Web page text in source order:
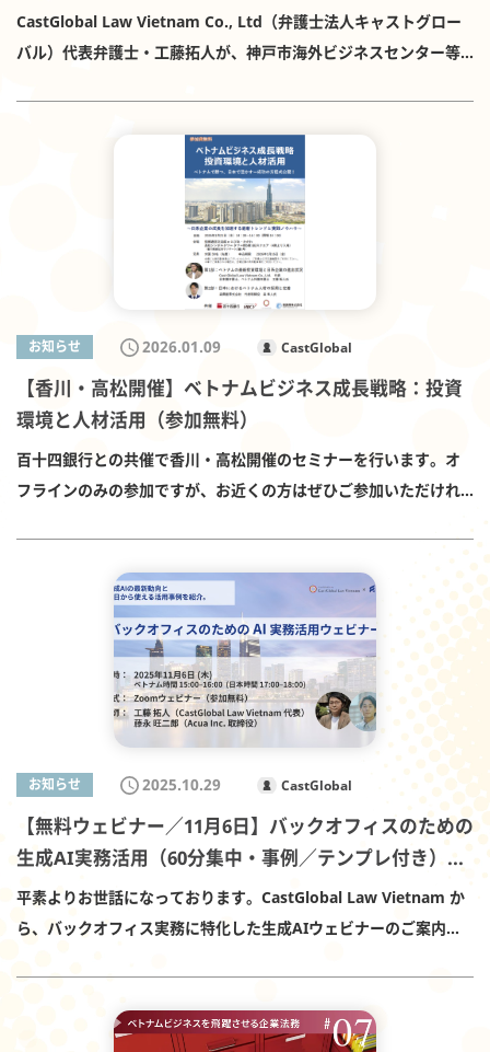
がございましたら、どうぞお気軽にお問い合わせください。
トアップはどう戦うべきか？ベトナム市場参入のポイント」 モデ
レーター：工藤 拓人 パネリスト： KAMEREO 田中 卓 CEO
答および会場参加者限定ネットワーキングも予定されています。
人口1億人・高成長市場の実像 ベトナム・スタートアップエコシス
テムの現状 日本企業が陥りやすい法務・規制上の落とし穴 成功事
例に共通する進出モデル 投資家・支援機関が見るべきポイント ベ
トナム市場は確かに魅力的です。しかし、制度・商習慣・スピー
ド感は日本と大きく異なります。 本セミナーでは、実務視点から
「何に注意し、どのように戦うべきか」を具体的に解説いたしま
す。 詳細は以下よりご確認ください。 イベント詳細PDFはこちら
皆様のご参加をお待ちしております。 【お申込みはこちら】
https://forms.office.com/r/94x60G1kxP ※オンライン参加で
お申込みいただいた方には後日アクセスURL等をメールでお知ら
CastGlobal Law Vietnam Co., Ltd（弁護士法人キャストグロー
バル）代表弁護士・工藤拓人が、神戸市海外ビジネスセンター等
の投資環境の変化や法改正のポイント、日系企業の進出動向、現
地ビジネスで留意すべき法的リスクを、経済政策の視点も踏まえ
て分かりやすく解説します。 開催概要は以下のとおりです。 テー
マ：経済政策から読み解く ベトナム投資の魅力とリスク 日時：
2026年3月24日（火）14:00～15:30 会場：神戸国際会館セミナー
ハウス 802・803会議室（神戸市中央区御幸通8-1-6） 定員：約50
でかけKOBE）よりお申し込み 申込みはこちら ゲスト講師とし
て弊所の代表が登壇致します。 ゲスト講師：弁護士法人キャスト
グローバル パートナー／Cast Global Law Vietnam Co., Ltd 代
表弁護士 工藤 拓人（神戸市海外ビジネスサポートデスク） 常任
講師：弁護士法人東町法律事務所 芳田 栄二 弁護士／名倉 大貴
催：神戸市海外ビジネスセンター、ひょうご・神戸国際ビジネス
スクエア、弁護士法人東町法律事務所 お問い合わせ：神戸市海外
ビジネスセンター（経済観光局国際課） Email：asia-
biz@city.kobe.lg.jp TEL：078-231-0222
お知らせ 2026.01.09 CastGlobal
【香川・高松開催】ベトナムビジネス成長戦略：投資
環境と人材活用（参加無料）
百十四銀行との共催で香川・高松開催のセミナーを行います。オ
フラインのみの参加ですが、お近くの方はぜひご参加いただけれ
ワー タワー棟5階 BBスクエア（4階より入場） （香川県高松市サ
ンポート2番1号） 定員：対面30名（先着） 申込期限：2026年1月
16日（金） 参加費：無料 お申込み（公式ページ）
https://www.114bank.co.jp/support/event/vietnambusines
～ CastGlobal Law Vietnam 代表 工藤 拓人 15:15～15:45 第2
部：日本におけるベトナム人材の採用と定着 森興産株式会社 代表
取締役 森 隼人 氏 15:45～16:00 質疑応答 16:00～ 会場にて名刺
交換 工藤 拓人（CastGlobal Law Vietnam Co., Ltd. 代表／日本
国弁護士・ベトナム外国弁護士） 森 隼人（森興産株式会社 代表取
用ください。 お車の場合は、近隣の有料駐車場をご利用くださ
部 海外進出支援チーム（川染・ブィー） TEL：087-836-2913（受
お知らせ 2025.10.29 CastGlobal
【無料ウェビナー／11月6日】バックオフィスのための
生成AI実務活用（60分集中・事例／テンプレ付き）...
平素よりお世話になっております。CastGlobal Law Vietnam か
ら、バックオフィス実務に特化した生成AIウェビナーのご案内で
心に日本・東南アジアの企業へAI活用コンサルティングを提供す